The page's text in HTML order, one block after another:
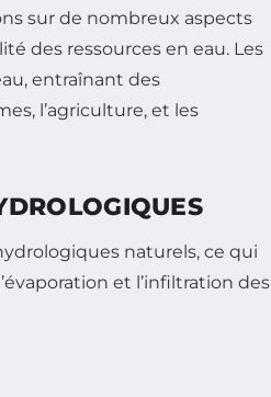
sur de nombreux aspects
des ressources en eau. Les
entraînant des
l’agriculture, et les
naturels, ce qui
et l’infiltration des